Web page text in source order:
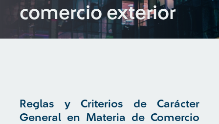
comercio exterior
Reglas y Criterios de Carácter
General en Materia de Comercio